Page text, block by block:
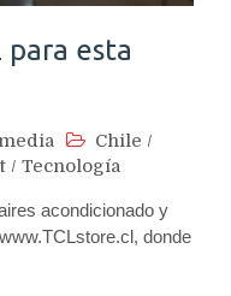
para esta
Chile /
/ Tecnología
acondicionado y
donde